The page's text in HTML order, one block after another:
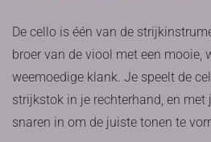
De cello is één van de
broer van de viool met een mooie,
weemoedige klank. Je speelt de
strijkstok in je rechterhand, en met
snaren in om de juiste tonen te